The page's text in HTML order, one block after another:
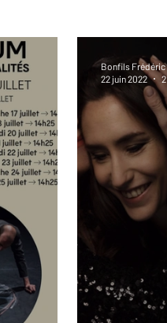
Festival
Spécial Famille
- Musée
Bonfils Frédéric
22 juin 2022